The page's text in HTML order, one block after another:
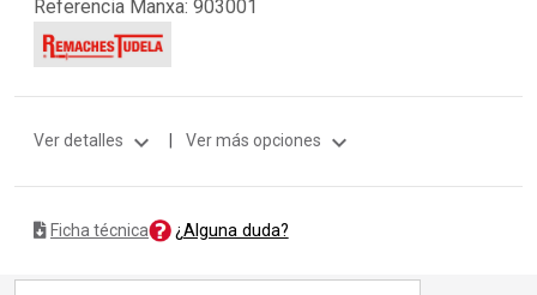
Referencia Manxa: 903001
Ver detalles expand_more Ver más opciones expand_more
Ficha técnica ¿Alguna duda?